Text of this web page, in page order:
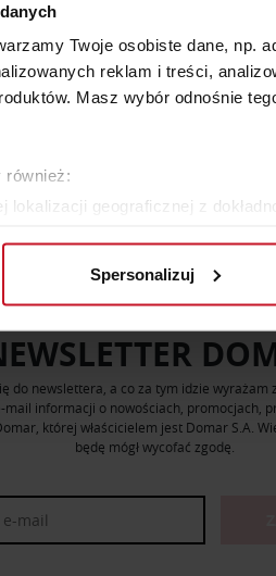
Twoje osobiste dane, np.
reklam i treści,
Masz wybór odnośnie
również:
lokalizacji geograficznej z
osobiste dane są przetwarzane
treści i reklam, aby
jak korzystasz z naszej witryny,
połączyć te informacje z
Spersonalizuj
1060/955
do newslettera, a co za tym idzie wyrażam
mail informacji o nowościach, promocjach,
której właścicielem jest Domar S.A.
będę mógł wycofać zgodę.